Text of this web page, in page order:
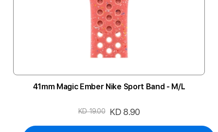
41mm Magic Ember Nike Sport Band - M/L
السعر
KD 8.90
KD 19.00